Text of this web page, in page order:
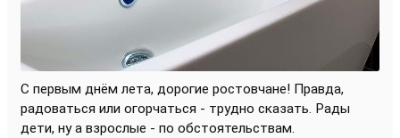
С первым днём лета, дорогие ростовчане! Правда,
радоваться или огорчаться - трудно сказать. Рады
дети, ну а взрослые - по обстоятельствам.